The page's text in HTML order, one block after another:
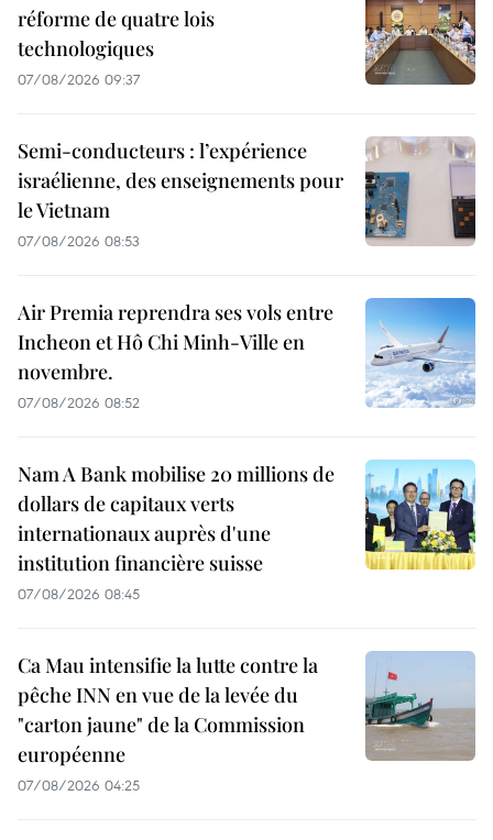
réforme de quatre lois
technologiques
07/08/2026 09:37
Semi-conducteurs : l’expérience
israélienne, des enseignements pour
le Vietnam
07/08/2026 08:53
Air Premia reprendra ses vols entre
Incheon et Hô Chi Minh-Ville en
novembre.
07/08/2026 08:52
Nam A Bank mobilise 20 millions de
dollars de capitaux verts
internationaux auprès d'une
institution financière suisse
07/08/2026 08:45
Ca Mau intensifie la lutte contre la
pêche INN en vue de la levée du
"carton jaune" de la Commission
européenne
07/08/2026 04:25